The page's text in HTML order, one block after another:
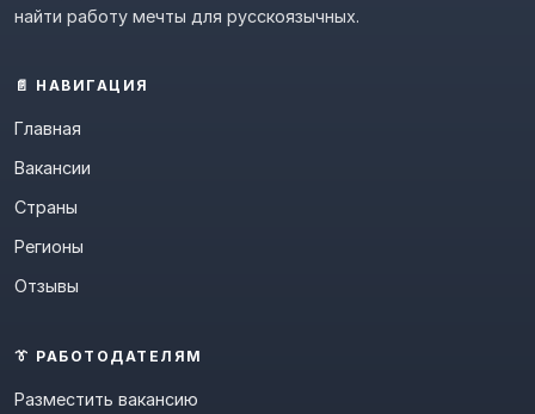
найти работу мечты для русскоязычных.
📄 НАВИГАЦИЯ
Главная
Вакансии
Страны
Регионы
Отзывы
👔 РАБОТОДАТЕЛЯМ
Разместить вакансию